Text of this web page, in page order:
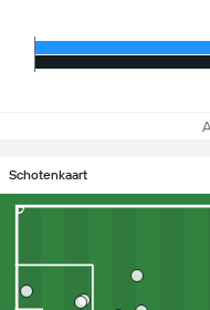
Schotenkaart